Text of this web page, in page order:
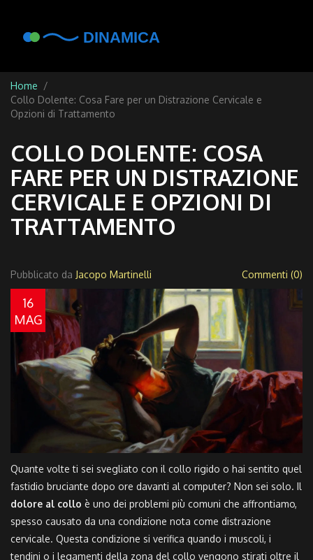
Home
Collo Dolente: Cosa Fare per un Distrazione Cervicale e
Opzioni di Trattamento
COLLO DOLENTE: COSA
FARE PER UN DISTRAZIONE
CERVICALE E OPZIONI DI
TRATTAMENTO
Pubblicato da Jacopo Martinelli Commenti (0)
16
MAG
Quante volte ti sei svegliato con il collo rigido o hai sentito quel
fastidio bruciante dopo ore davanti al computer? Non sei solo. Il
dolore al collo è uno dei problemi più comuni che affrontiamo,
spesso causato da una condizione nota come distrazione
cervicale. Questa condizione si verifica quando i muscoli, i
tendini o i legamenti della zona del collo vengono stirati oltre il